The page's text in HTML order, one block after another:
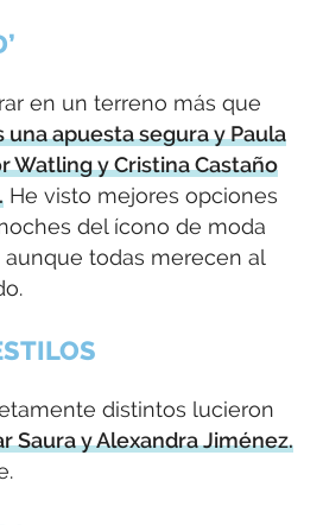
en un terreno más que
una apuesta segura y Paula
Watling y Cristina Castaño
He visto mejores opciones
del ícono de moda
aunque todas merecen al
distintos lucieron
Saura y Alexandra Jiménez.